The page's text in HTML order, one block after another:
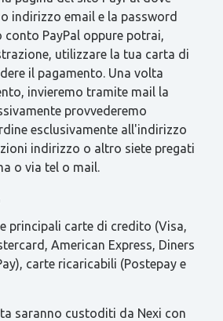
indirizzo email e la password
PayPal oppure potrai,
utilizzare la tua carta di
il pagamento. Una volta
invieremo tramite mail la
provvederemo
esclusivamente all'indirizzo
indirizzo o altro siete pregati
o via tel o mail.
principali carte di credito (Visa,
American Express, Diners
carte ricaricabili (Postepay e
saranno custoditi da Nexi con